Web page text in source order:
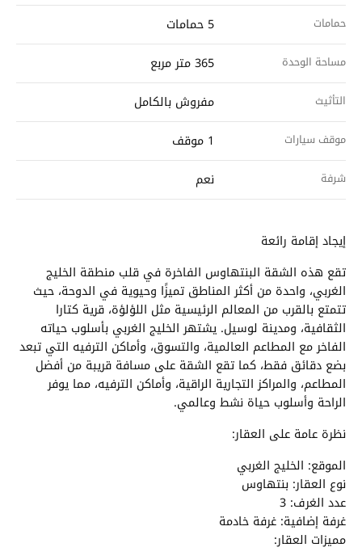
حمامات 5 حمامات
مساحة الوحدة 365 متر مربع
التأثيث مفروش بالكامل
موقف سيارات 1 موقف
شرفة نعم
إيجاد إقامة رائعة
تقع هذه الشقة البنتهاوس الفاخرة في قلب منطقة الخليج
الغربي، واحدة من أكثر المناطق تميزًا وحيوية في الدوحة، حيث
تتمتع بالقرب من المعالم الرئيسية مثل اللؤلؤة، قرية كتارا
الثقافية، ومدينة لوسيل. يشتهر الخليج الغربي بأسلوب حياته
الفاخر مع المطاعم العالمية، والتسوق، وأماكن الترفيه التي تبعد
بضع دقائق فقط، كما تقع الشقة على مسافة قريبة من أفضل
المطاعم، والمراكز التجارية الراقية، وأماكن الترفيه، مما يوفر
الراحة وأسلوب حياة نشط وعالمي.
نظرة عامة على العقار:
الموقع: الخليج الغربي
نوع العقار: بنتهاوس
عدد الغرف: 3
غرفة إضافية: غرفة خادمة
مميزات العقار: